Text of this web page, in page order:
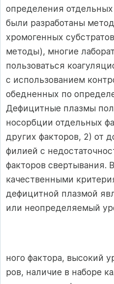
определения отдель­ных
были разработаны
хромогенных
методы), многие
пользоваться
с использованием
обедненных по
Дефицитные плазмы
носорбции отдельных
других факторов, 2) от
филией с
факторов свертывания.
качественными
дефицитной плазмой
или неопределяемый
ного фактора, высокий
ров, наличие в наборе